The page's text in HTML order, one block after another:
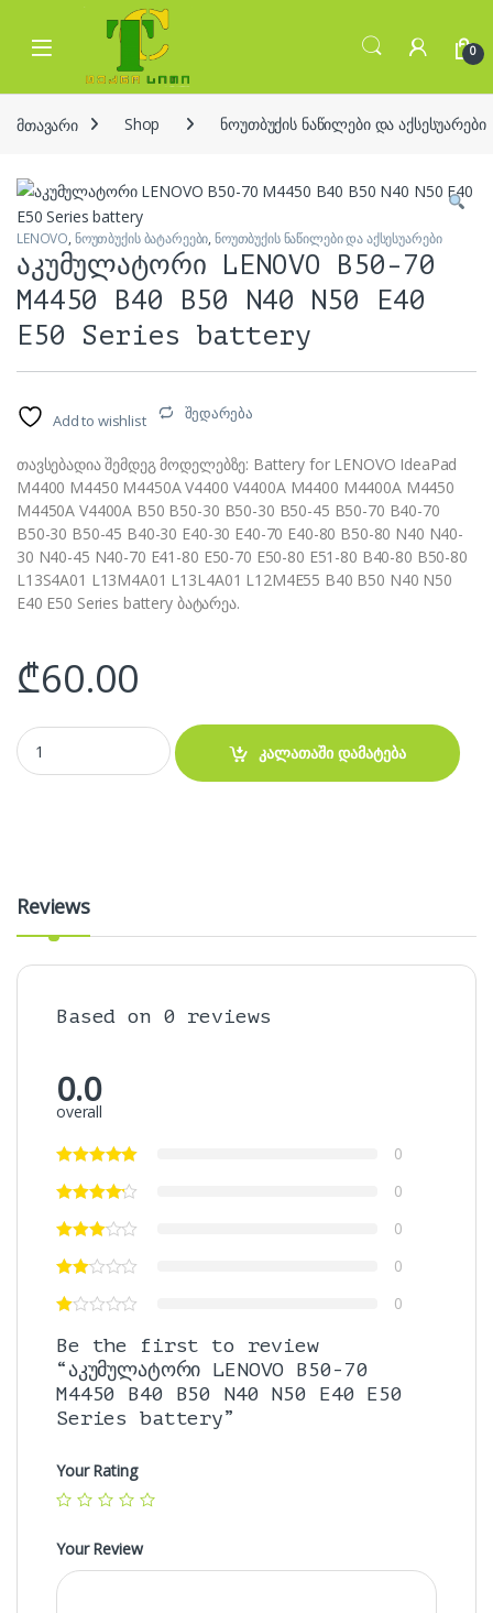
Skip to navigation
Skip to content
Open 0
მთავარი Shop ნოუთბუქის ნაწილები და აქსესუარები
LENOVO, ნოუთბუქის ბატარეები, ნოუთბუქის ნაწილები და აქსესუარები
აკუმულატორი LENOVO B50-70
M4450 B40 B50 N40 N50 E40
E50 Series battery
Add to wishlist შედარება
თავსებადია შემდეგ მოდელებზე: Battery for LENOVO IdeaPad
M4400 M4450 M4450A V4400 V4400A M4400 M4400A M4450
M4450A V4400A B50 B50-30 B50-30 B50-45 B50-70 B40-70
B50-30 B50-45 B40-30 E40-30 E40-70 E40-80 B50-80 N40 N40-
30 N40-45 N40-70 E41-80 E50-70 E50-80 E51-80 B40-80 B50-80
L13S4A01 L13M4A01 L13L4A01 L12M4E55 B40 B50 N40 N50
E40 E50 Series battery ბატარეა.
₾60.00
აკუმულატორი LENOVO B50-70 M4450 B40 B50 N40 N50 E40 E50
კალათაში დამატება
Reviews
Based on 0 reviews
0.0
overall
0
0
0
0
0
Be the first to review
“აკუმულატორი LENOVO B50-70
M4450 B40 B50 N40 N50 E40 E50
Series battery”
Your Rating
Your Review